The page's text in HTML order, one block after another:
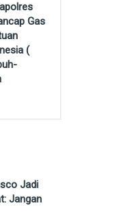
Gas
(
Jadi
Jangan